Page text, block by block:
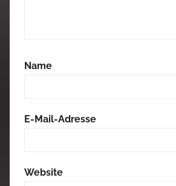
Name
E-Mail-Adresse
Website